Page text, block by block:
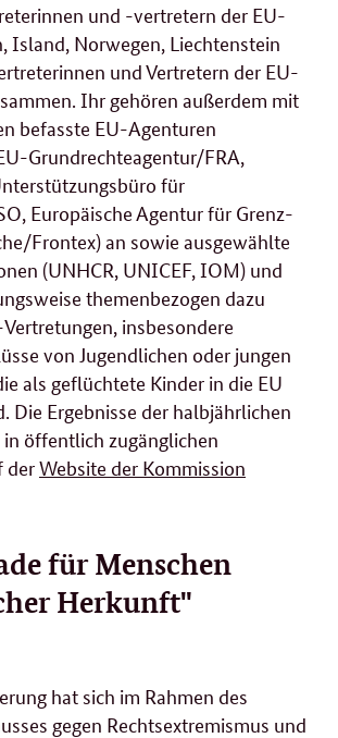
und -vertretern der EU-
Island, Norwegen, Liechtenstein
und Vertretern der EU-
Ihr gehören außerdem mit
befasste EU-Agenturen
Grundrechteagentur/FRA,
für
Europäische Agentur für Grenz-
Frontex) an sowie ausgewählte
(UNHCR, UNICEF, IOM) und
themenbezogen dazu
insbesondere
von Jugendlichen oder jungen
als geflüchtete Kinder in die EU
Die Ergebnisse der halbjährlichen
öffentlich zugänglichen
derWebsite der Kommission
für Menschen
Herkunft"
hat sich im Rahmen des
gegen Rechtsextremismus und